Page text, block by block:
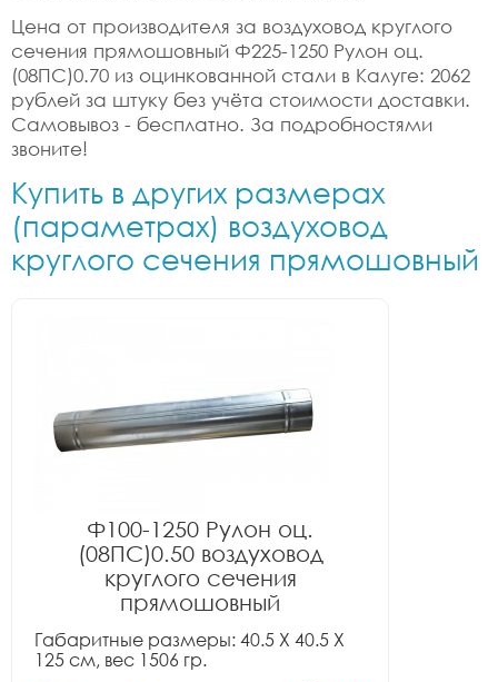
Цена от производителя за воздуховод круглого
сечения прямошовный Ф225-1250 Рулон оц.
(08ПС)0.70 из оцинкованной стали в Калуге: 2062
рублей за штуку без учёта стоимости доставки.
Самовывоз - бесплатно. За подробностями
звоните!
Купить в других размерах
(параметрах) воздуховод
круглого сечения прямошовный
Ф100-1250 Рулон оц.
(08ПС)0.50 воздуховод
круглого сечения
прямошовный
Габаритные размеры: 40.5 X 40.5 X
125 см, вес 1506 гр.